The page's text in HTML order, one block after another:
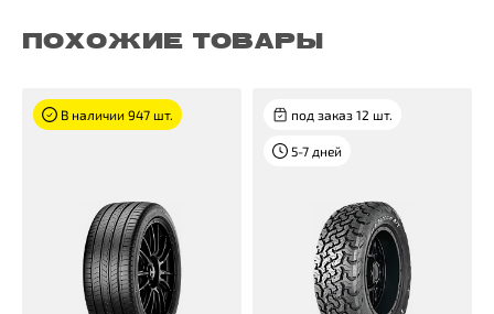
ПОХОЖИЕ ТОВАРЫ
В наличии 947 шт. под заказ 12 шт.
5-7 дней